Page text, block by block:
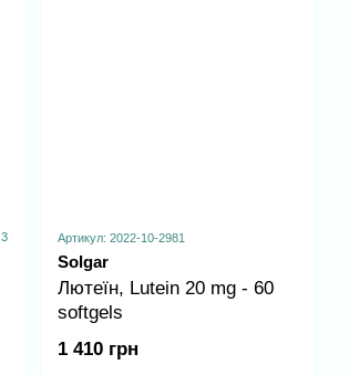
3 Артикул: 2022-10-2981
Solgar
Лютеїн, Lutein 20 mg - 60
softgels
1 410 грн